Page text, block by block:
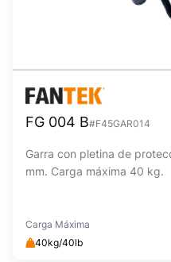
FG 004 B#F45GAR014
Garra con pletina de
mm. Carga máxima 40 kg.
Carga Máxima
40kg/40lb